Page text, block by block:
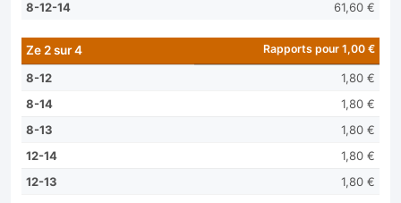
8-12-14 61,60 €
Ze 2 sur 4 Rapports pour 1,00 €
8-12
1,80 €
8-14
1,80 €
8-13
1,80 €
12-14
1,80 €
12-13
1,80 €